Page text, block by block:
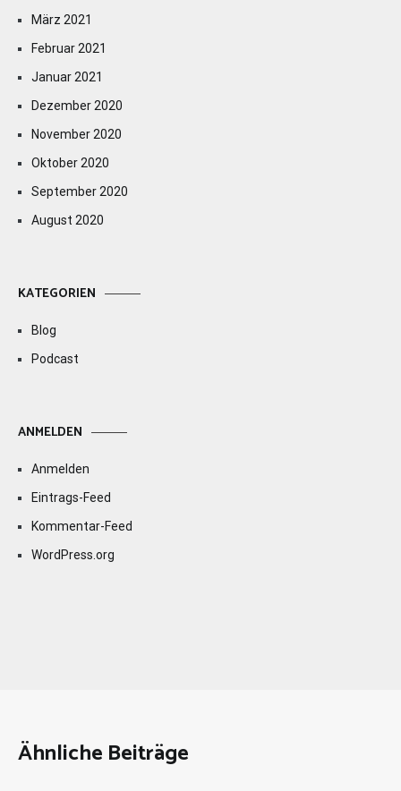
März 2021
Februar 2021
Januar 2021
Dezember 2020
November 2020
Oktober 2020
September 2020
August 2020
KATEGORIEN
Blog
Podcast
ANMELDEN
Anmelden
Eintrags-Feed
Kommentar-Feed
WordPress.org
Ähnliche Beiträge